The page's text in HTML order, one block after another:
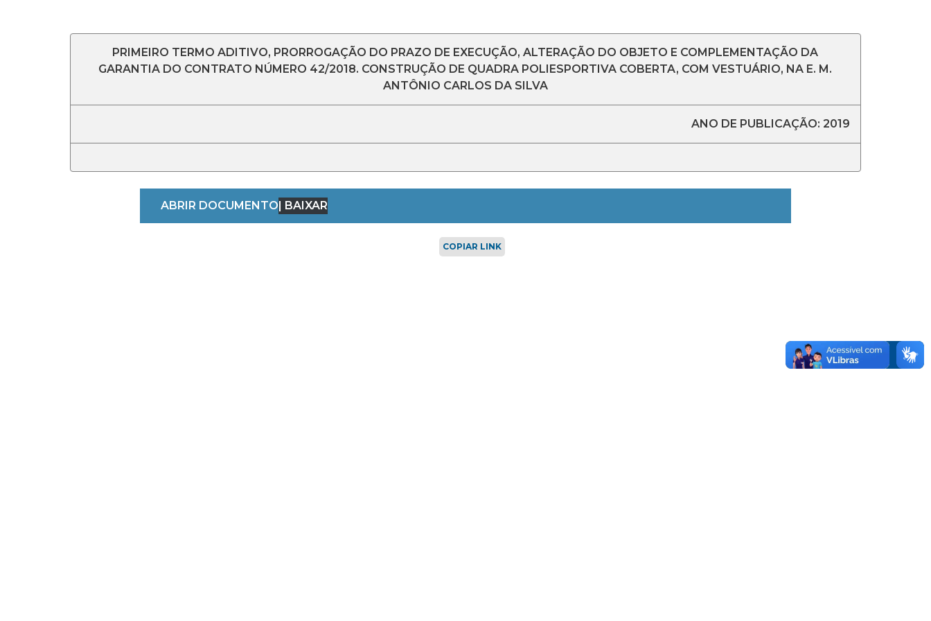
PRIMEIRO TERMO ADITIVO, PRORROGAÇÃO DO PRAZO DE EXECUÇÃO, ALTERAÇÃO DO OBJETO E COMPLEMENTAÇÃO DA
GARANTIA DO CONTRATO NÚMERO 42/2018. CONSTRUÇÃO DE QUADRA POLIESPORTIVA COBERTA, COM VESTUÁRIO, NA E. M.
ANTÔNIO CARLOS DA SILVA
ANO DE PUBLICAÇÃO: 2019
ABRIR DOCUMENTO| BAIXAR
COPIAR LINK